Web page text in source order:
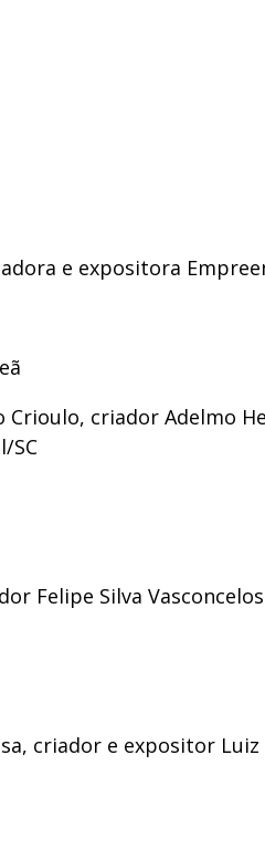
e expositora
Crioulo, criador Adelmo
SC
Felipe Silva Vasconcelos
criador e expositor